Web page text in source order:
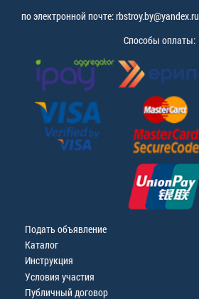
по электронной почте: rbstroy.by@yandex.ru
Способы оплаты:
Подать объявление
Каталог
Инструкция
Условия участия
Публичный договор